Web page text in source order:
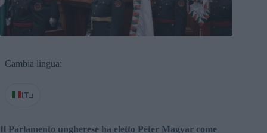
Cambia lingua:
IT
Il Parlamento ungherese ha eletto Péter Magyar come